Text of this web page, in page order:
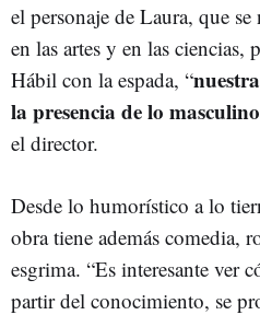
el personaje de Laura, que
en las artes y en las ciencias,
Hábil con la espada, “
la presencia de lo
el director.
Desde lo humorístico a lo
obra tiene además comedia,
esgrima. “Es interesante ver
partir del conocimiento, se